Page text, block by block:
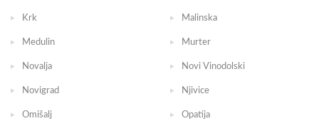
Krk Malinska
Medulin Murter
Novalja Novi Vinodolski
Novigrad Njivice
Omišalj Opatija